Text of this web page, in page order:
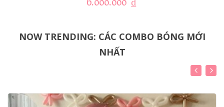
NOW TRENDING: CÁC COMBO BÓNG MỚI
NHẤT